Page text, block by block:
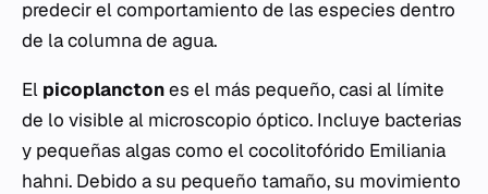
predecir el comportamiento de las especies dentro
de la columna de agua.
El picoplanctones el más pequeño, casi al límite
de lo visible al microscopio óptico. Incluye bacterias
y pequeñas algas como el cocolitofórido Emiliania
hahni. Debido a su pequeño tamaño, su movimiento